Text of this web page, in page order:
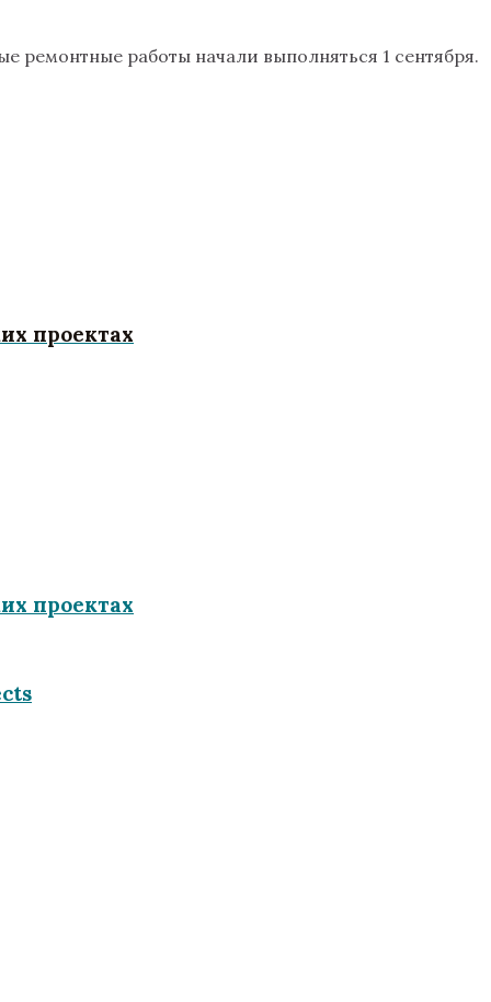
ремонтные работы начали выполняться 1 сентября.
проектах
проектах